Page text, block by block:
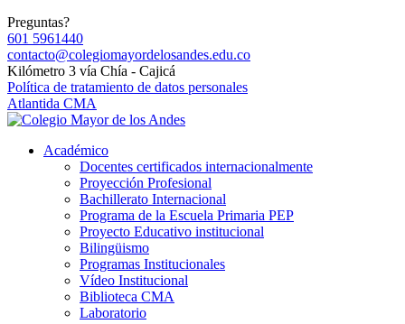
Preguntas?
601 5961440
contacto@colegiomayordelosandes.edu.co
Kilómetro 3 vía Chía - Cajicá
Política de tratamiento de datos personales
Atlantida CMA
Académico
Docentes certificados internacionalmente
Proyección Profesional
Bachillerato Internacional
Programa de la Escuela Primaria PEP
Proyecto Educativo institucional
Bilingüismo
Programas Institucionales
Vídeo Institucional
Biblioteca CMA
Laboratorio